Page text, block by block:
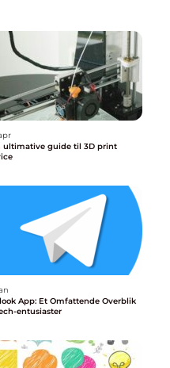
ultimative guide til 3D print
App: Et Omfattende Overblik
entusiaster